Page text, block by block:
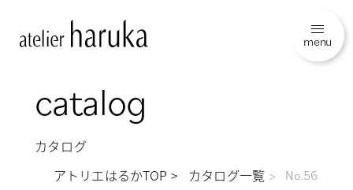
menu
catalog
カタログ
アトリエはるかTOP
カタログ一覧 No.56